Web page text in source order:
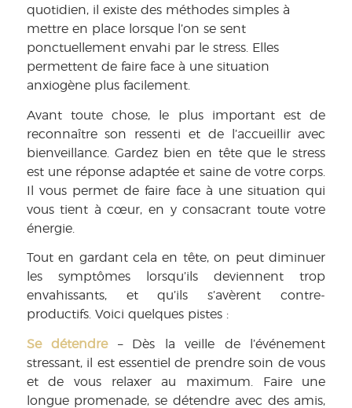
quotidien, il existe des méthodes simples à
mettre en place lorsque l’on se sent
ponctuellement envahi par le stress. Elles
permettent de faire face à une situation
anxiogène plus facilement.
Avant toute chose, le plus important est de
reconnaître son ressenti et de l’accueillir avec
bienveillance. Gardez bien en tête que le stress
est une réponse adaptée et saine de votre corps.
Il vous permet de faire face à une situation qui
vous tient à cœur, en y consacrant toute votre
énergie.
Tout en gardant cela en tête, on peut diminuer
les symptômes lorsqu’ils deviennent trop
envahissants, et qu’ils s’avèrent contre-
productifs. Voici quelques pistes :
Se détendre – Dès la veille de l’événement
stressant, il est essentiel de prendre soin de vous
et de vous relaxer au maximum. Faire une
longue promenade, se détendre avec des amis,